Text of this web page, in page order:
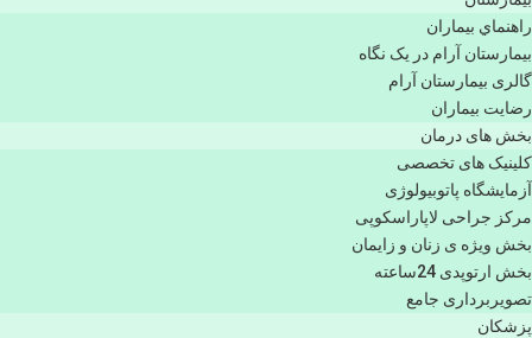
راهنماي بیماران
بیمارستان آرام در یک نگاه
گالری بیمارستان آرام
رضایت بیماران
بخش های درمان
کلینیک های تخصصی
آزمایشگاه پاتوبیولوژی
مرکز جراحی لاپاراسکوپی
بخش ویژه ی زنان و زایمان
بخش ارتوپدی 24ساعته
تصویربرداری جامع
پزشكان